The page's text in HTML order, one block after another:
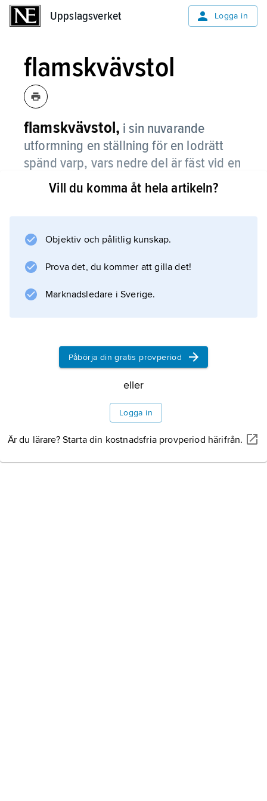
Uppslagsverket Logga in
flamskvävstol
flamskvävstol, i sin nuvarande
utformning en ställning för en lodrätt
spänd varp, vars nedre del är fäst vid en
rullbar bom, medan de övre
varpändarna är knutna vid en rad
Flamskvävnad
ramar för hobbyverksamhet. Inslaget trycks till
nedåt respektive åt den vävande.
Information om artikeln
Vill du komma åt hela artikeln?
Objektiv och pålitlig kunskap.
Prova det, du kommer att gilla det!
Marknadsledare i Sverige.
Påbörja din gratis provperiod
eller
Logga in
Är du lärare? Starta din kostnadsfria provperiod härifrån.